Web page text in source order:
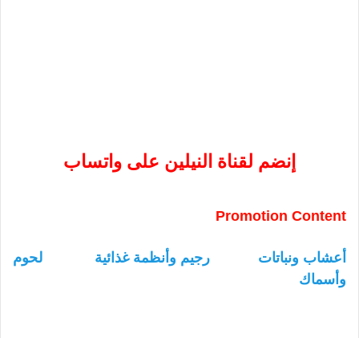
إنضم لقناة النيلين على واتساب
Promotion Content
أعشاب ونباتات رجيم وأنظمة غذائية
لحوم
وأسماك